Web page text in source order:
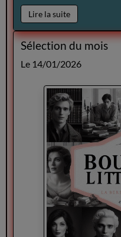
Lire la suite
Sélection du mois
Le 14/01/2026